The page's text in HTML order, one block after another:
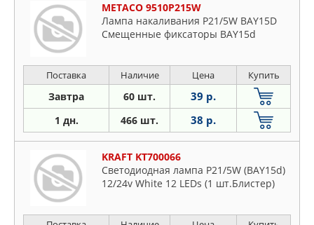
METACO 9510P215W
Лампа накаливания P21/5W BAY15D
Смещенные фиксаторы BAY15d
Поставка Наличие Цена Купить
Завтра 60 шт. 39 р.
1 дн. 466 шт. 38 р.
KRAFT KT700066
Светодиодная лампа P21/5W (BAY15d)
12/24v White 12 LEDs (1 шт.Блистер)